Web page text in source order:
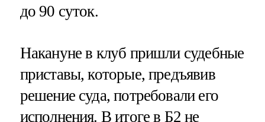
до 90 суток.
Накануне в клуб пришли судебные
приставы, которые, предъявив
решение суда, потребовали его
исполнения. В итоге в Б2 не